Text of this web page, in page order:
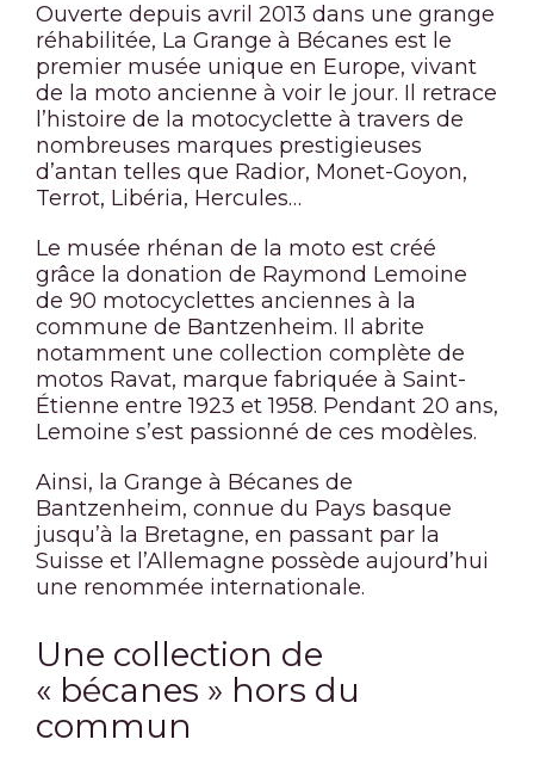
Ouverte depuis avril 2013 dans une grange
réhabilitée, La Grange à Bécanes est le
premier musée unique en Europe, vivant
de la moto ancienne à voir le jour. Il retrace
l’histoire de la motocyclette à travers de
nombreuses marques prestigieuses
d’antan telles que Radior, Monet-Goyon,
Terrot, Libéria, Hercules…
Le musée rhénan de la moto est créé
grâce la donation de Raymond Lemoine
de 90 motocyclettes anciennes à la
commune de Bantzenheim. Il abrite
notamment une collection complète de
motos Ravat, marque fabriquée à Saint-
Étienne entre 1923 et 1958. Pendant 20 ans,
Lemoine s’est passionné de ces modèles.
Ainsi, la Grange à Bécanes de
Bantzenheim, connue du Pays basque
jusqu’à la Bretagne, en passant par la
Suisse et l’Allemagne possède aujourd’hui
une renommée internationale.
Une collection de
« bécanes » hors du
commun